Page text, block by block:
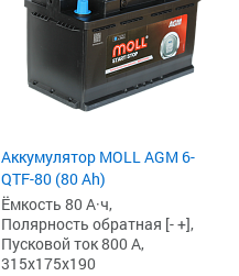
Аккумулятор MOLL AGM 6-
QTF-80 (80 Ah)
Ёмкость 80 А·ч,
Полярность обратная [- +],
Пусковой ток 800 А,
315x175x190